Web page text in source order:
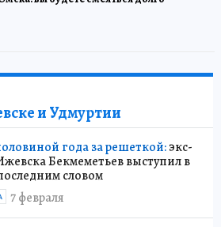
и Удмуртии
года за решеткой:экс-
Бекмеметьев выступил в
словом
7 февраля